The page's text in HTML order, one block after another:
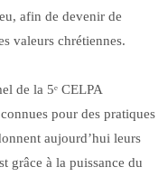
afin de devenir de
valeurs chrétiennes.
de la 5ᵉ CELPA
pour des pratiques
aujourd’hui leurs
grâce à la puissance du